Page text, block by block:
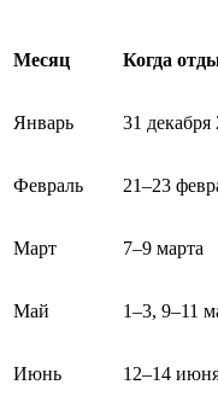
Месяц Когда
Январь 31
Февраль 21–23
Март 7–9 марта
Май 1–3, 9–11
Июнь 12–14